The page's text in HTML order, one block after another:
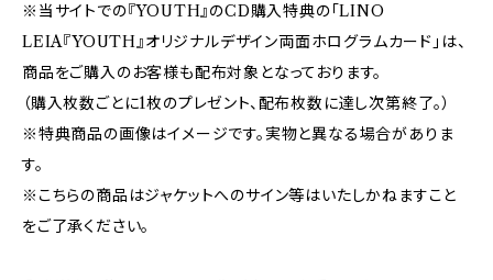
※当サイトでの『YOUTH』のCD購入特典の「LINO
LEIA『YOUTH』オリジナルデザイン両面ホログラムカード」は、
商品をご購入のお客様も配布対象となっております。
（購入枚数ごとに1枚のプレゼント、配布枚数に達し次第終了。）
※特典商品の画像はイメージです。実物と異なる場合がありま
す。
※こちらの商品はジャケットへのサイン等はいたしかねますこと
をご了承ください。